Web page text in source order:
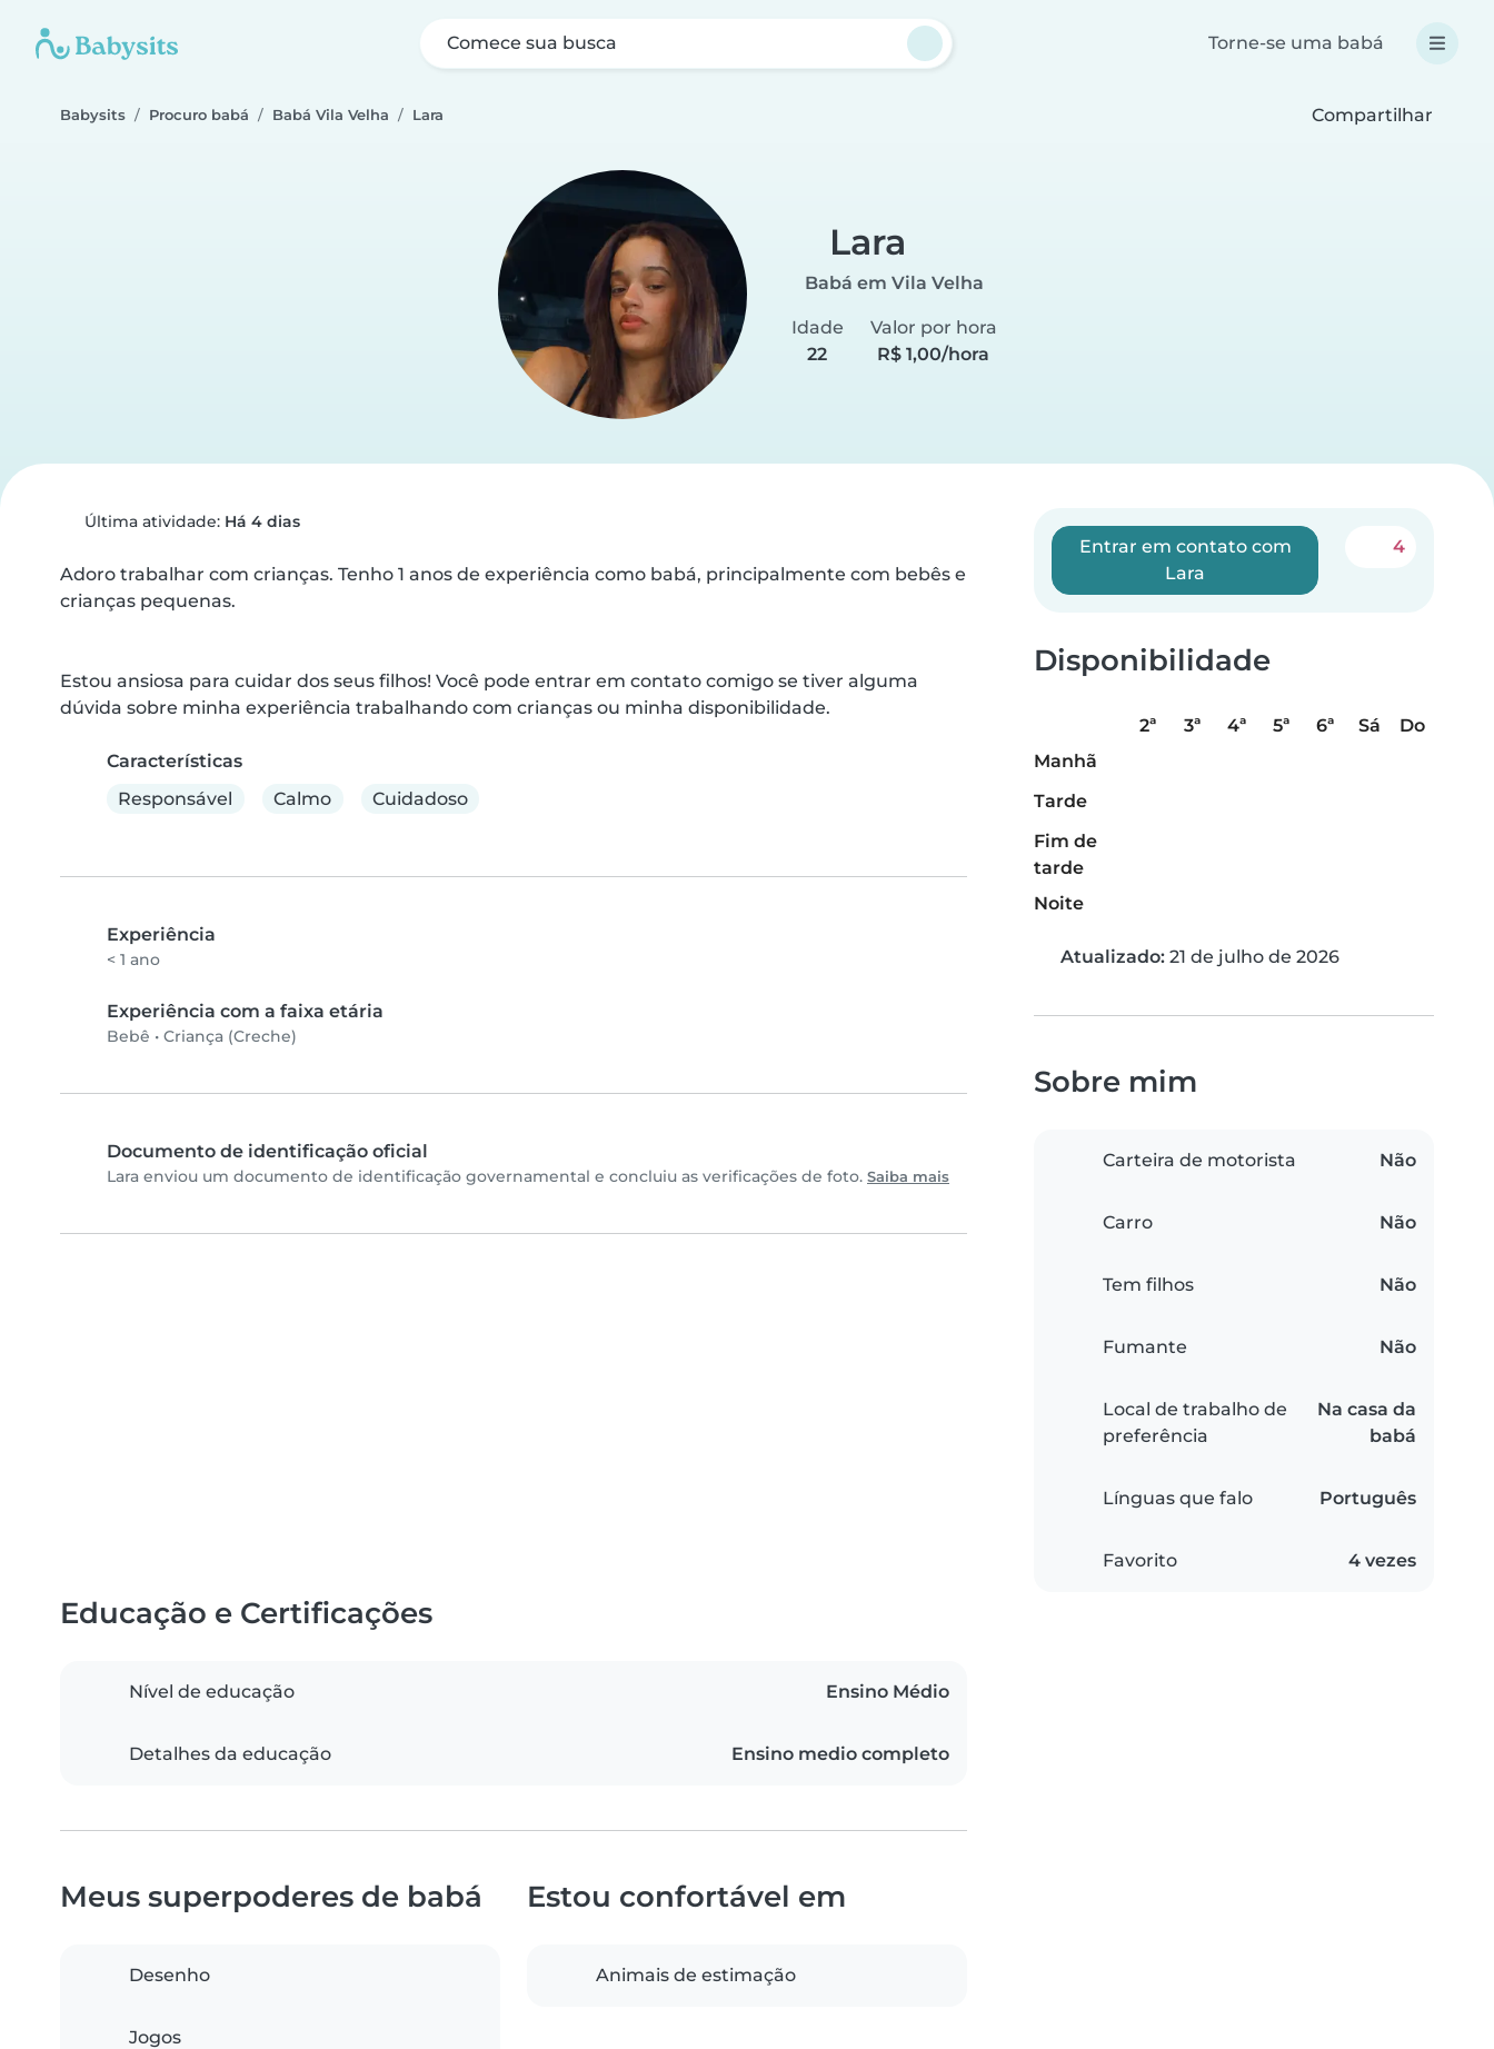
Comece sua busca Torne-se uma babá
Babysits Procuro babá Babá Vila Velha Lara Compartilhar
Lara
Babá em Vila Velha
Idade
22
Valor por hora
R$ 1,00/hora
Última atividade: Há 4 dias
Adoro trabalhar com crianças. Tenho 1 anos de experiência como babá, principalmente com bebês e
crianças pequenas.
Estou ansiosa para cuidar dos seus filhos! Você pode entrar em contato comigo se tiver alguma
dúvida sobre minha experiência trabalhando com crianças ou minha disponibilidade.
Características
Responsável
Calmo Cuidadoso
Experiência
< 1 ano
Experiência com a faixa etária
Bebê • Criança (Creche)
Documento de identificação oficial
Lara enviou um documento de identificação governamental e concluiu as verificações de foto. Saiba mais
Entrar em contato com
Lara
4
Disponibilidade
2ª 3ª 4ª 5ª 6ª Sá
Do
Manhã
Tarde
Fim de
tarde
Noite
Atualizado: 21 de julho de 2026
Sobre mim
Carteira de motorista Não
Carro Não
Tem filhos Não
Fumante Não
Local de trabalho de
preferência
Na casa da
babá
Línguas que falo Português
Favorito 4 vezes
Educação e Certificações
Nível de educação Ensino Médio
Detalhes da educação Ensino medio completo
Meus superpoderes de babá
Desenho
Jogos
Estou confortável em
Animais de estimação